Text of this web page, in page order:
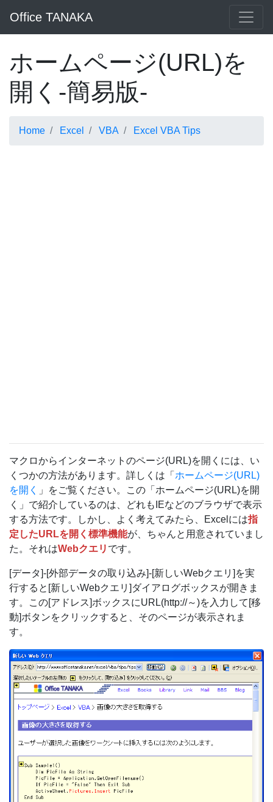
Office TANAKA
ホームページ(URL)を
開く-簡易版-
Home Excel VBA Excel VBA Tips
マクロからインターネットのページ(URL)を開くには、い
くつかの方法があります。詳しくは「 ホームページ(URL)
を開く
」をご覧ください。この「ホームページ(URL)を開
く」で紹介しているのは、どれもIEなどのブラウザで表示
する方法です。しかし、よく考えてみたら、Excelには指
定したURLを開く標準機能が、ちゃんと用意されていまし
た。それはWebクエリ です。
[データ]-[外部データの取り込み]-[新しいWebクエリ]を実
行すると[新しいWebクエリ]ダイアログボックスが開きま
す。この[アドレス]ボックスにURL(http://～)を入力して[移
動]ボタンをクリックすると、そのページが表示されま
す。